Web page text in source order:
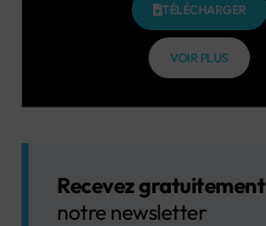
TÉLÉCHARGER
VOIR PLUS
Recevez gratuitement
notre newsletter